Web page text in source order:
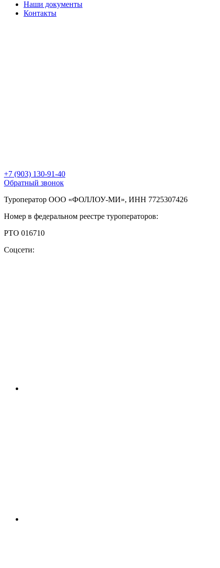
Наши документы
Контакты
+7 (903) 130-91-40
Обратный звонок
Туроператор ООО «ФОЛЛОУ-МИ», ИНН 7725307426
Номер в федеральном реестре туроператоров:
РТО 016710
Соцсети: